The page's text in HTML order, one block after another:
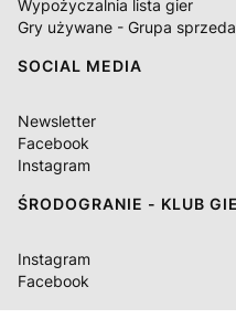
Wypożyczalnia lista gier
Gry używane - Grupa
SOCIAL MEDIA
Newsletter
Facebook
Instagram
ŚRODOGRANIE - KLUB
Instagram
Facebook